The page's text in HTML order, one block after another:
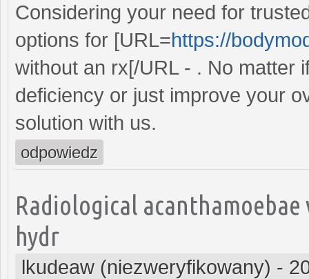
Considering your need for
options for [URL=https://
without an rx[/URL - . No matter
deficiency or just improve your
solution with us.
odpowiedz
Radiological
hydr
lkudeaw (niezweryfikowany) -